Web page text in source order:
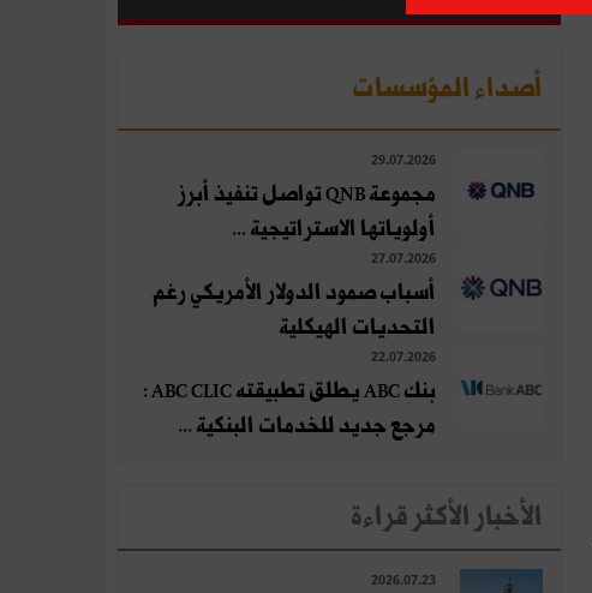
أصداء المؤسسات
29.07.2026
مجموعة QNB تواصل تنفيذ أبرز
أولوياتها الاستراتيجية ...
27.07.2026
أسباب صمود الدولار الأمريكي رغم
التحديات الهيكلية
22.07.2026
بنك ABC يطلق تطبيقته ABC CLIC :
مرجع جديد للخدمات البنكية ...
الأخبار الأكثر قراءة
2026.07.23